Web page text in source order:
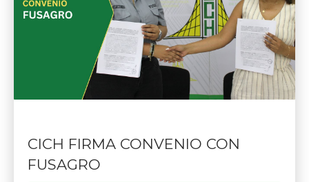
CICH FIRMA CONVENIO CON
FUSAGRO